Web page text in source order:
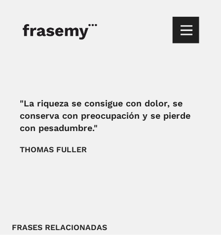
"La riqueza se consigue con dolor, se
conserva con preocupación y se pierde
con pesadumbre."
THOMAS FULLER
FRASES RELACIONADAS